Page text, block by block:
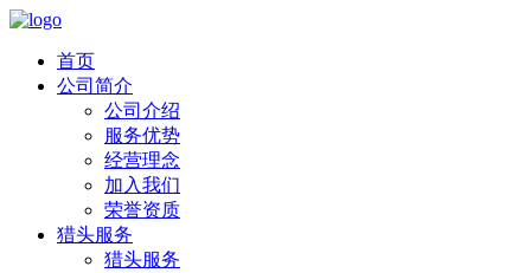
首页
公司简介
公司介绍
服务优势
经营理念
加入我们
荣誉资质
猎头服务
猎头服务